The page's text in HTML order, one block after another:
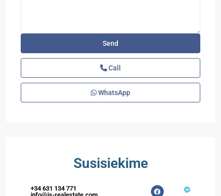
Call
WhatsApp
Susisiekime
+34 631 134 771